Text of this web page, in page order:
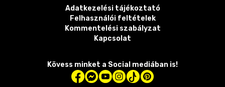
Adatkezelési tájékoztató
Felhasználói feltételek
Kommentelési szabályzat
Kapcsolat
Kövess minket a Social mediában is!